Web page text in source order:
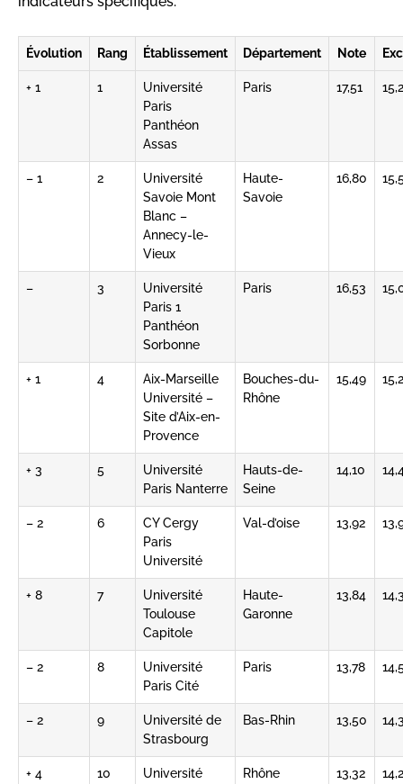
Évolution Rang Établissement Département Note
+ 1 1
Université
Paris
Panthéon
Assas
Paris 17,51 15,2
– 1 2
Université
Savoie Mont
Blanc –
Annecy-le-
Vieux
Haute-
Savoie
16,80
– 3
Université
Paris 1
Panthéon
Sorbonne
Paris 16,53
+ 1 4
Aix-Marseille
Université –
Site d’Aix-en-
Provence
Bouches-du-
Rhône
15,49 15,2
+ 3 5
Université
Paris Nanterre
Hauts-de-
Seine
14,10
– 2 6
CY Cergy
Paris
Université
Val-d’oise 13,92
+ 8 7
Université
Toulouse
Capitole
Haute-
Garonne
13,84
– 2 8
Université
Paris Cité
Paris 13,78
– 2 9
Université de
Strasbourg
Bas-Rhin 13,50
+ 4 10
Université
Rhône 13,32 14,2